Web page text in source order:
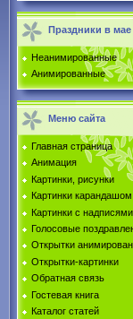
Праздники в мае
Неанимированные
Анимированные
Меню сайта
Главная страница
Анимация
Картинки, рисунки
Картинки карандашом
Картинки с надписями
Голосовые
Открытки
Открытки-картинки
Обратная связь
Гостевая книга
Каталог статей